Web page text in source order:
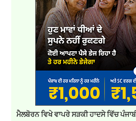
ਮੈਲਬੋਰਨ ਵਿਖੇ ਵਾਪਰੇ ਸੜਕੀ ਹਾਦਸੇ ਵਿੱਚ